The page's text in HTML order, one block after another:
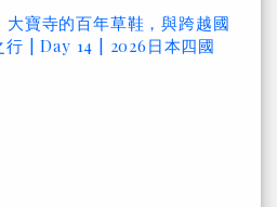
大寶寺的百年草鞋，與跨越國
行 | Day 14 | 2026日本四國